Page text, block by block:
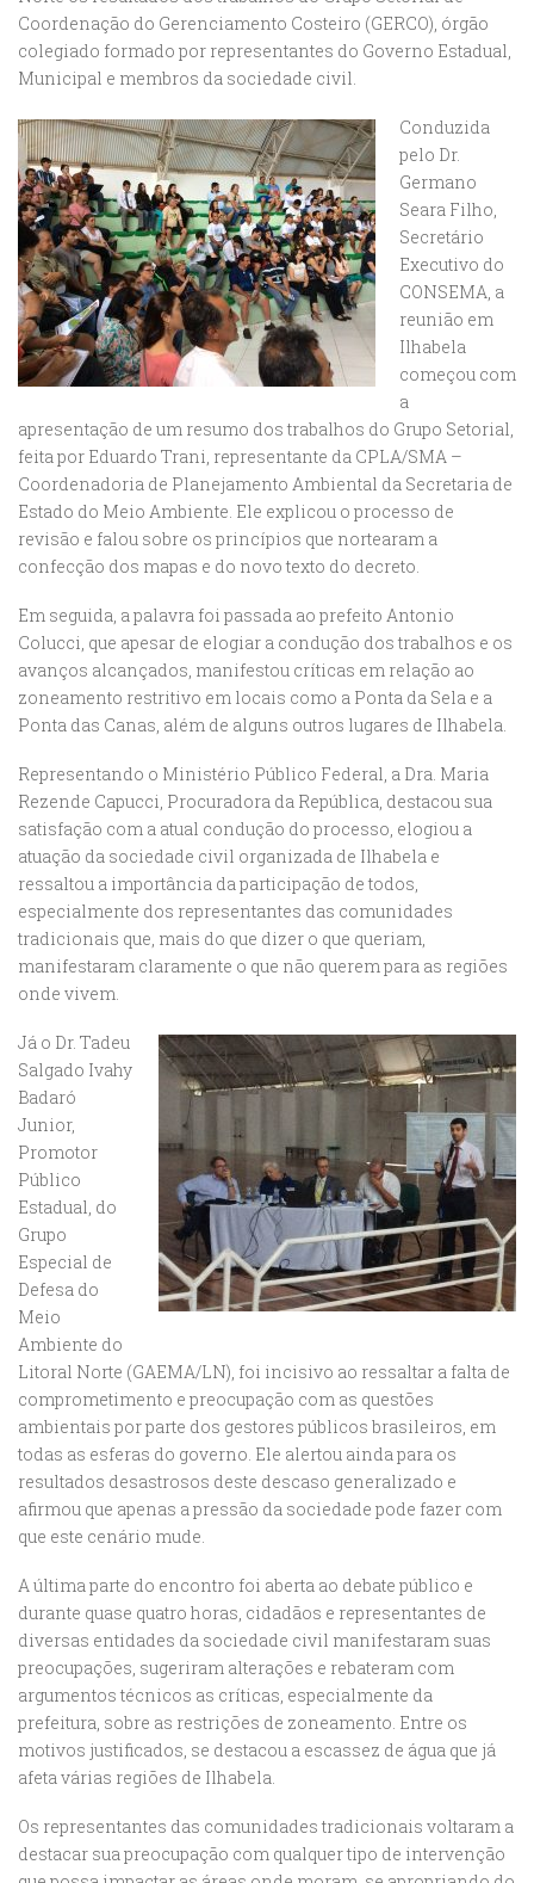
Coordenação do Gerenciamento Costeiro (GERCO), órgão
colegiado formado por representantes do Governo Estadual,
Municipal e membros da sociedade civil.
Conduzida
pelo Dr.
Germano
Seara Filho,
Secretário
Executivo do
CONSEMA, a
reunião em
Ilhabela
começou com
a
apresentação de um resumo dos trabalhos do Grupo Setorial,
feita por Eduardo Trani, representante da CPLA/SMA –
Coordenadoria de Planejamento Ambiental da Secretaria de
Estado do Meio Ambiente. Ele explicou o processo de
revisão e falou sobre os princípios que nortearam a
confecção dos mapas e do novo texto do decreto.
Em seguida, a palavra foi passada ao prefeito Antonio
Colucci, que apesar de elogiar a condução dos trabalhos e os
avanços alcançados, manifestou críticas em relação ao
zoneamento restritivo em locais como a Ponta da Sela e a
Ponta das Canas, além de alguns outros lugares de Ilhabela.
Representando o Ministério Público Federal, a Dra. Maria
Rezende Capucci, Procuradora da República, destacou sua
satisfação com a atual condução do processo, elogiou a
atuação da sociedade civil organizada de Ilhabela e
ressaltou a importância da participação de todos,
especialmente dos representantes das comunidades
tradicionais que, mais do que dizer o que queriam,
manifestaram claramente o que não querem para as regiões
onde vivem.
Já o Dr. Tadeu
Salgado Ivahy
Badaró
Junior,
Promotor
Público
Estadual, do
Grupo
Especial de
Defesa do
Meio
Ambiente do
Litoral Norte (GAEMA/LN), foi incisivo ao ressaltar a falta de
comprometimento e preocupação com as questões
ambientais por parte dos gestores públicos brasileiros, em
todas as esferas do governo. Ele alertou ainda para os
resultados desastrosos deste descaso generalizado e
afirmou que apenas a pressão da sociedade pode fazer com
que este cenário mude.
A última parte do encontro foi aberta ao debate público e
durante quase quatro horas, cidadãos e representantes de
diversas entidades da sociedade civil manifestaram suas
preocupações, sugeriram alterações e rebateram com
argumentos técnicos as críticas, especialmente da
prefeitura, sobre as restrições de zoneamento. Entre os
motivos justificados, se destacou a escassez de água que já
afeta várias regiões de Ilhabela.
Os representantes das comunidades tradicionais voltaram a
destacar sua preocupação com qualquer tipo de intervenção